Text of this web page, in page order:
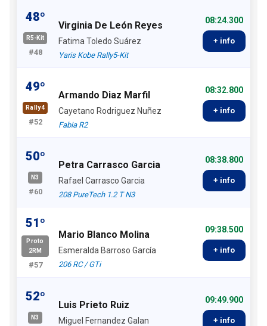
48º
R5-Kit
#48
Virginia De León Reyes
Fatima Toledo Suárez
Yaris Kobe Rally5-Kit
08:24.300
+ info
49º
Rally4
#52
Armando Diaz Marfil
Cayetano Rodriguez Nuñez
Fabia R2
08:32.800
+ info
50º
N3
#60
Petra Carrasco Garcia
Rafael Carrasco Garcia
208 PureTech 1.2 T N3
08:38.800
+ info
51º
Proto
2RM
#57
Mario Blanco Molina
Esmeralda Barroso García
206 RC / GTi
09:38.500
+ info
52º
N3
Luis Prieto Ruiz
Miguel Fernandez Galan
09:49.900
+ info